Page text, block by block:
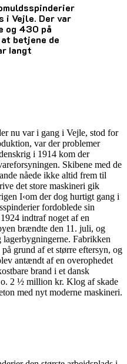
i Vejle. Der var
og 430 på
betjene de
Iangt
nu var i gang i Vejle, stod for
var der problemer
i 1914 kom der
Skibene med de
nåede ikke altid frem til
det store maskineri gik
I‹om der dog hurtigt gang i
fordoblede sin
indtraf noget af en
brændte den 11. juli, og
Fabrikken
grund af et større eftersyn, og
antændt af en overophedet
brand i et dansk
2 ½ million kr. Klog af skade
med nyt moderne maskineri.